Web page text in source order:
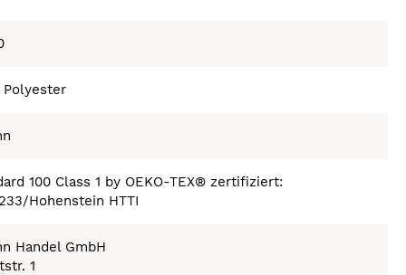
Polyester
100 Class 1 by OEKO-TEX® zertifiziert:
Hohenstein HTTI
Handel GmbH
1